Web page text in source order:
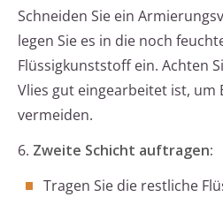
Schneiden Sie ein
legen Sie es in die noch
Flüssigkunststoff ein. Achten
Vlies gut eingearbeitet ist, um
vermeiden.
6. Zweite Schicht auftragen:
Tragen Sie die restliche